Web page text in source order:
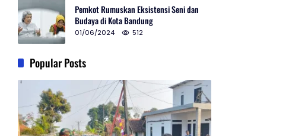
Pemkot Rumuskan Eksistensi Seni dan
Budaya di Kota Bandung
01/06/2024 512
Popular Posts